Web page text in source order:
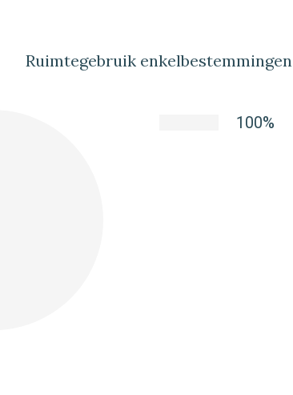
Ruimtegebruik enkelbestemmingen
100%